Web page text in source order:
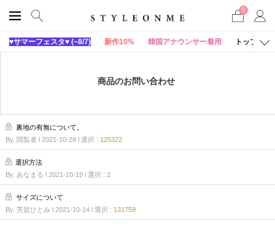
0
♥サマーフェスタ♥ (~8/7) 新作10% 韓国アナウンサー着用 トップス
商品のお問い合わせ
裏地の有無について。
By. 閲覧者 l 2021-10-28 l 選択 : 125322
選択方法
By. あなまる l 2021-10-19 l 選択 : 2
サイズについて
By. 芳賀ひとみ l 2021-10-14 l 選択 : 131759